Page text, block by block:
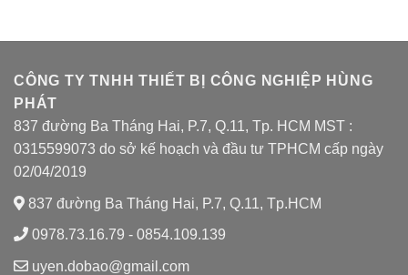
CÔNG TY TNHH THIẾT BỊ CÔNG NGHIỆP HÙNG
PHÁT
837 đường Ba Tháng Hai, P.7, Q.11, Tp. HCM MST :
0315599073 do sở kế hoạch và đầu tư TPHCM cấp ngày
02/04/2019
837 đường Ba Tháng Hai, P.7, Q.11, Tp.HCM
0978.73.16.79 - 0854.109.139
uyen.dobao@gmail.com